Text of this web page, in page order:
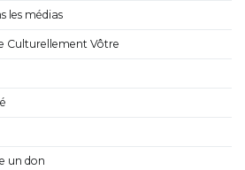
les médias
Culturellement Vôtre
un don